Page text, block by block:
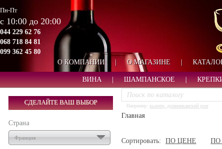
Пн-Пт
с 10:00 до 20:00
044 229 62 76
068 718 84 81
099 362 45 80
О КОМПАНИИ
| О МАГАЗИНЕ |
ВИНА ШАМПАНСКОЕ
СДЕЛАЙТЕ ВАШ ВЫБОР
Страна
Франция
Например: кьянти, доминиканский ром
Главная
Сортировать: ПО ЦЕНЕ ПО